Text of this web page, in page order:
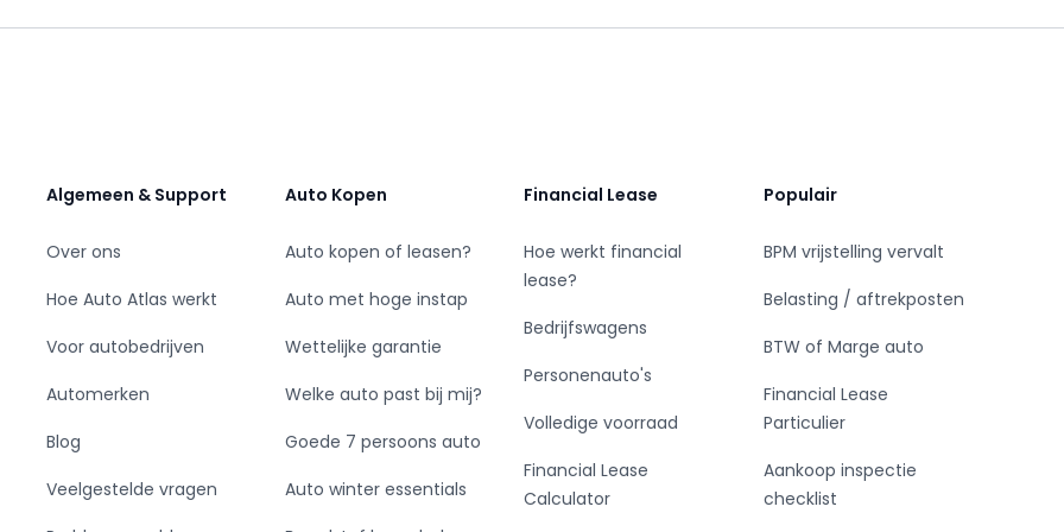
Algemeen & Support
Over ons
Hoe Auto Atlas werkt
Voor autobedrijven
Automerken
Blog
Veelgestelde vragen
Auto Kopen
Auto kopen of leasen?
Auto met hoge instap
Wettelijke garantie
Welke auto past bij mij?
Goede 7 persoons auto
Auto winter essentials
Financial Lease
Hoe werkt financial
lease?
Bedrijfswagens
Personenauto's
Volledige voorraad
Financial Lease
Calculator
Populair
BPM vrijstelling vervalt
Belasting / aftrekposten
BTW of Marge auto
Financial Lease
Particulier
Aankoop inspectie
checklist